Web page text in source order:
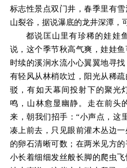
标志性景点双门井，春季里有
山裂谷，据说瀑底的龙井深潭，
都说匡山里有珍稀的娃娃
说，这个季节秋高气爽，娃娃
时续的溪涧水流小心翼翼地寻
有轻风从林梢吹过，阳光从稀
驳，有如天幕间投射下的聚光
鸣，山林愈显幽静。走在前头
来，朝我们招手：“小声点，这
凑上前去，只见眼前灌木丛边
的卵石清晰可数；在两米见方
小长着细细发丝般长脚的爬虫